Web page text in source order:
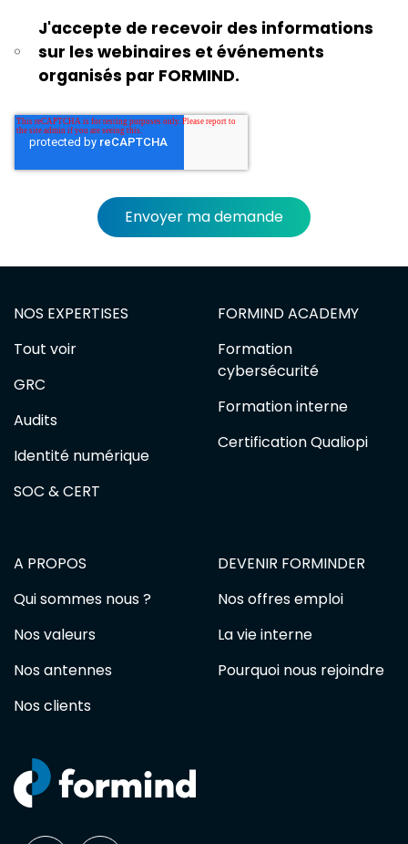
J'accepte de recevoir des informations
sur les webinaires et événements
organisés par FORMIND.
NOS EXPERTISES
Tout voir
GRC
Audits
Identité numérique
SOC & CERT
FORMIND ACADEMY
Formation
cybersécurité
Formation interne
Certification Qualiopi
A PROPOS
Qui sommes nous ?
Nos valeurs
Nos antennes
Nos clients
DEVENIR FORMINDER
Nos offres emploi
La vie interne
Pourquoi nous rejoindre